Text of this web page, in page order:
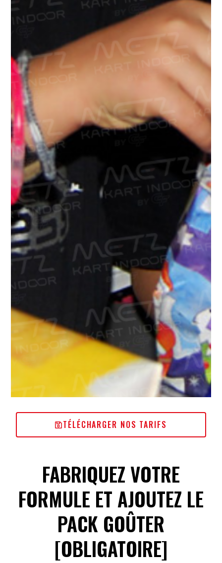
TÉLÉCHARGER NOS TARIFS
FABRIQUEZ VOTRE
FORMULE ET AJOUTEZ LE
PACK GOÛTER
[OBLIGATOIRE]